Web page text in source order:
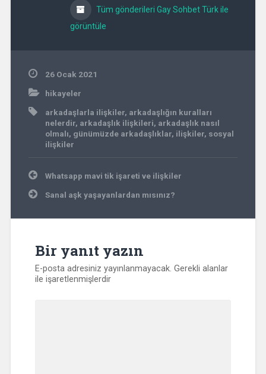
Tüm gönderileri Gay Sohbet Türk ile
görüntüle
26 Ocak 2021
hikayeler
arkadaşlarla ilişkiler, arkadaşlığın kuralları
nelerdir, arkadaşlık ilişkileri, arkadaşlık nasıl
olmalı, günümüzde arkadaşlıklar, ilişkiler, sosyal
ilişkiler
Yazı
gezinmesi
Whatsapp mavi tik işareti ve ilişkiler
Sanal aşk yaşayanlardan mısınız?
Bir yanıt yazın
E-posta adresiniz yayınlanmayacak. Gerekli alanlar
ile işaretlenmişlerdir